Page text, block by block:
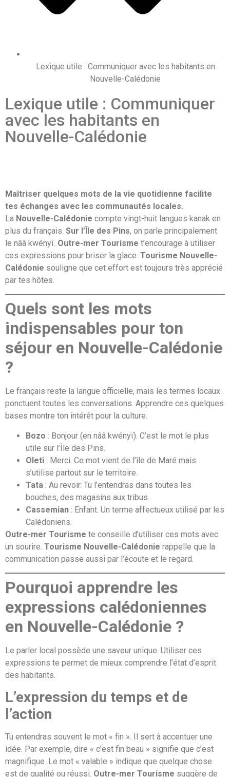
Lexique utile : Communiquer avec les habitants en
Nouvelle-Calédonie
Lexique utile : Communiquer
avec les habitants en
Nouvelle-Calédonie
Maîtriser quelques mots de la vie quotidienne facilite
tes échanges avec les communautés locales.
La Nouvelle-Calédonie compte vingt-huit langues kanak en
plus du français. Sur l’Île des Pins, on parle principalement
le nââ kwényï. Outre-mer Tourisme t’encourage à utiliser
ces expressions pour briser la glace. Tourisme Nouvelle-
Calédonie souligne que cet effort est toujours très apprécié
par tes hôtes.
Quels sont les mots
indispensables pour ton
séjour en Nouvelle-Calédonie
?
Le français reste la langue officielle, mais les termes locaux
ponctuent toutes les conversations. Apprendre ces quelques
bases montre ton intérêt pour la culture.
Bozo : Bonjour (en nââ kwényï). C’est le mot le plus
utile sur l’Île des Pins.
Oleti : Merci. Ce mot vient de l’île de Maré mais
s’utilise partout sur le territoire.
Tata : Au revoir. Tu l’entendras dans toutes les
bouches, des magasins aux tribus.
Cassemian : Enfant. Un terme affectueux utilisé par les
Calédoniens.
Outre-mer Tourisme te conseille d’utiliser ces mots avec
un sourire. Tourisme Nouvelle-Calédonie rappelle que la
communication passe aussi par l’écoute et le regard.
Pourquoi apprendre les
expressions calédoniennes
en Nouvelle-Calédonie ?
Le parler local possède une saveur unique. Utiliser ces
expressions te permet de mieux comprendre l’état d’esprit
des habitants.
L’expression du temps et de
l’action
Tu entendras souvent le mot « fin ». Il sert à accentuer une
idée. Par exemple, dire « c’est fin beau » signifie que c’est
magnifique. Le mot « valable » indique que quelque chose
est de qualité ou réussi. Outre-mer Tourisme suggère de